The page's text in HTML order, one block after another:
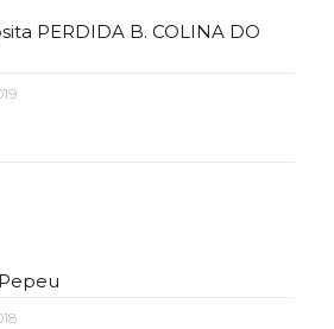
PERDIDA B. COLINA DO